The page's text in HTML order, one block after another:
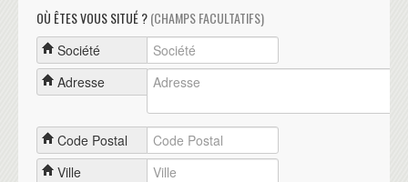
OÙ ÊTES VOUS SITUÉ ?(CHAMPS FACULTATIFS)
Société
Adresse
Code Postal
Ville